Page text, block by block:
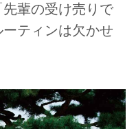
先輩の受け売りで
ティンは欠かせ